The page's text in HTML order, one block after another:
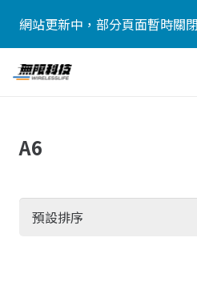
網站更新中，部分頁面暫時關
A6